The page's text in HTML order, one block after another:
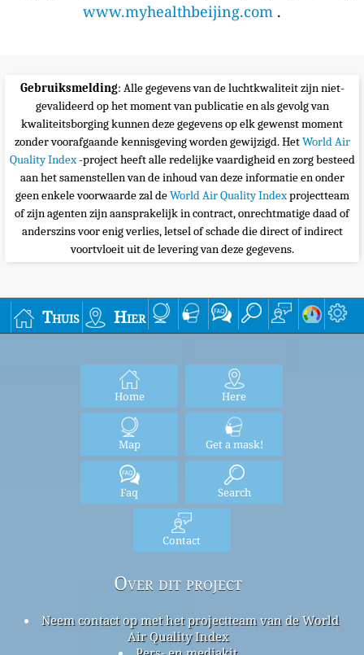
www.myhealthbeijing.com .
Gebruiksmelding: Alle gegevens van de luchtkwaliteit zijn niet-
gevalideerd op het moment van publicatie en als gevolg van
kwaliteitsborging kunnen deze gegevens op elk gewenst moment
zonder voorafgaande kennisgeving worden gewijzigd. HetWorld Air
Quality Index-project heeft alle redelijke vaardigheid en zorg besteed
aan het samenstellen van de inhoud van deze informatie en onder
geen enkele voorwaarde zal deWorld Air Quality Indexprojectteam
of zijn agenten zijn aansprakelijk in contract, onrechtmatige daad of
anderszins voor enig verlies, letsel of schade die direct of indirect
voortvloeit uit de levering van deze gegevens.
Thuis Hier
Home Here
Map Get a mask!
Faq Search
Contact
Over dit project
Neem contact op met het projectteam van de World
Air Quality Index